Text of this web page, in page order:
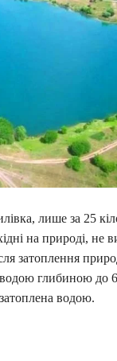
лише за 25
на природі, не
затоплення
глибиною до
водою.